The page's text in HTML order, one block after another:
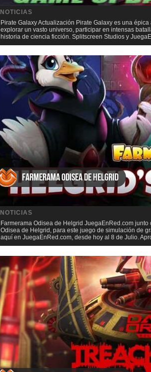
NOTICIAS
Pirate Galaxy Actualización Pirate Galaxy es una
explorar un vasto universo, participar en intensas
historia de ciencia ficción. Splitscreen Studios y
Farmerama Odisea de Helgrid
NOTICIAS
Farmerama Odisea de Helgrid JuegaEnRed.com
Odisea de Helgrid, para este juego de simulación de
aquí en JuegaEnRed.com, desde hoy al 8 de Julio.